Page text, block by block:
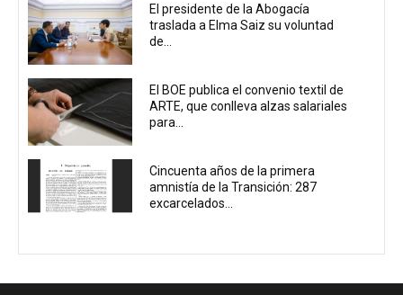
El presidente de la Abogacía
traslada a Elma Saiz su voluntad
de...
El BOE publica el convenio textil de
ARTE, que conlleva alzas salariales
para...
Cincuenta años de la primera
amnistía de la Transición: 287
excarcelados...